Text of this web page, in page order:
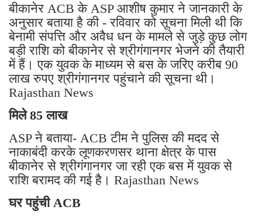
बीकानेर ACB के ASP आशीष कुमार ने जानकारी के
अनुसार बताया है की - रविवार को सूचना मिली थी कि
बेनामी संपत्ति और अवैध धन के मामले से जुड़े कुछ लोग
बड़ी राशि को बीकानेर से श्रीगंगानगर भेजने की तैयारी
में हैं। एक युवक के माध्यम से बस के जरिए करीब 90
लाख रुपए श्रीगंगानगर पहुंचाने की सूचना थी।
Rajasthan News
मिले 85 लाख
ASP ने बताया- ACB टीम ने पुलिस की मदद से
नाकाबंदी करके लूणकरणसर थाना क्षेत्र के पास
बीकानेर से श्रीगंगानगर जा रही एक बस में युवक से
राशि बरामद की गई है। Rajasthan News
घर पहुंची ACB